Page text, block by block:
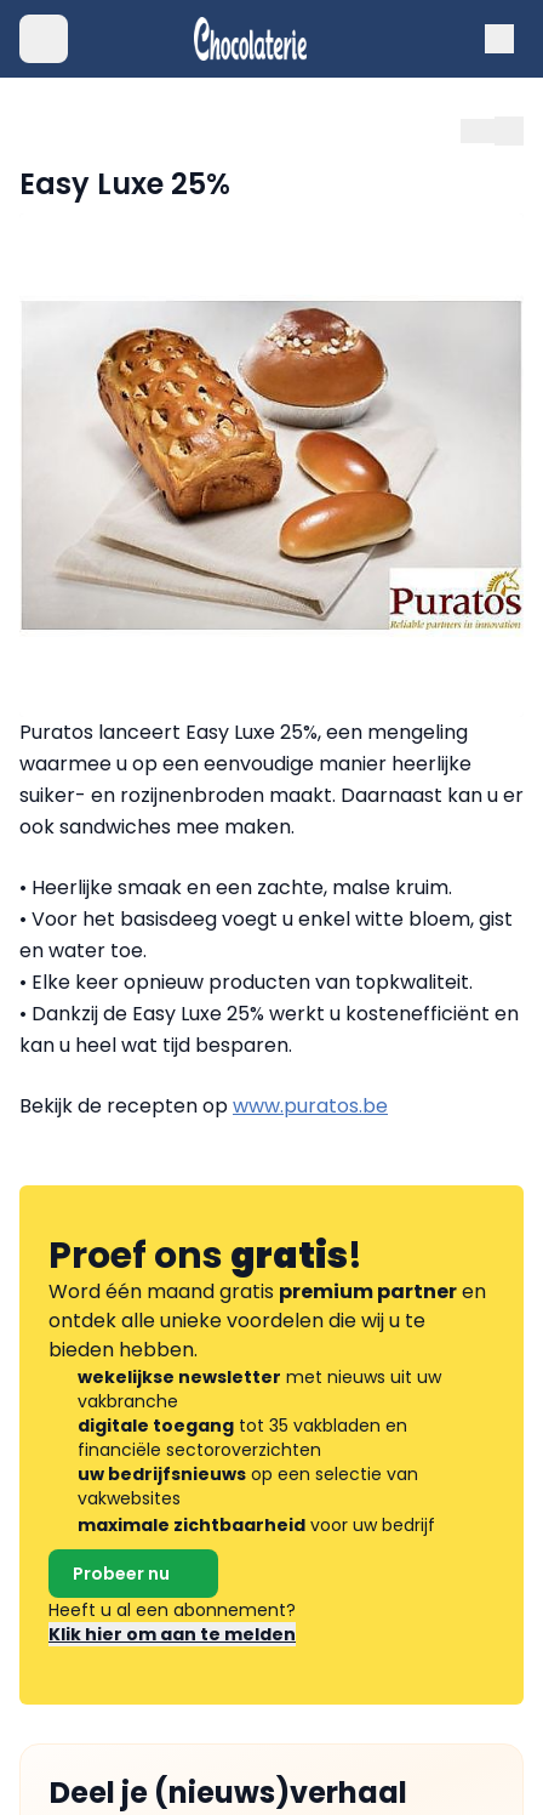
Easy Luxe 25%
Puratos lanceert Easy Luxe 25%, een mengeling
waarmee u op een eenvoudige manier heerlijke
suiker- en rozijnenbroden maakt. Daarnaast kan u er
ook sandwiches mee maken.
• Heerlijke smaak en een zachte, malse kruim.
• Voor het basisdeeg voegt u enkel witte bloem, gist
en water toe.
• Elke keer opnieuw producten van topkwaliteit.
• Dankzij de Easy Luxe 25% werkt u kostenefficiënt en
kan u heel wat tijd besparen.
Bekijk de recepten opwww.puratos.be
Proef onsgratis!
Word één maand gratis premium partneren
ontdek alle unieke voordelen die wij u te
bieden hebben.
wekelijkse newsletter met nieuws uit uw
vakbranche
digitale toegang tot 35 vakbladen en
financiële sectoroverzichten
uw bedrijfsnieuws op een selectie van
vakwebsites
maximale zichtbaarheid voor uw bedrijf
Probeer nu
Heeft u al een abonnement?
Klik hier om aan te melden
Deel je (nieuws)verhaal